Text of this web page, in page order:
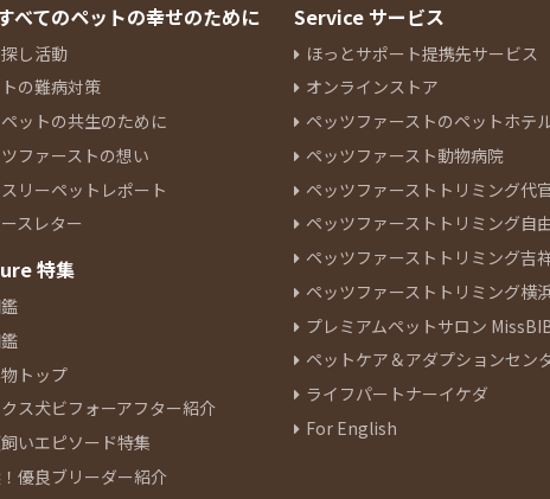
べてのペットの幸せのために
し活動
の難病対策
ットの共生のために
ファーストの想い
リーペットレポート
スレター
特集
トップ
ス犬ビフォーアフター紹介
いエピソード特集
優良ブリーダー紹介
Service サービス
ほっとサポート提携先サービス
オンラインストア
ペッツファーストのペットホテ
ペッツファースト動物病院
ペッツファーストトリミング代
ペッツファーストトリミング自
ペッツファーストトリミング吉
ペッツファーストトリミング横
プレミアムペットサロン
ペットケア＆アダプションセン
ライフパートナーイケダ
For English